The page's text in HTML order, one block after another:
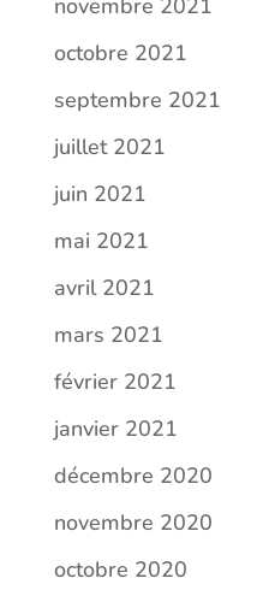
novembre 2021
octobre 2021
septembre 2021
juillet 2021
juin 2021
mai 2021
avril 2021
mars 2021
février 2021
janvier 2021
décembre 2020
novembre 2020
octobre 2020